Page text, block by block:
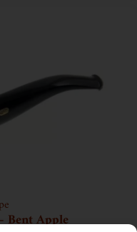
Bent Apple